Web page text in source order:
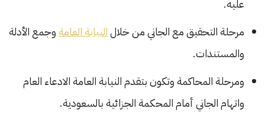
عليه.
مرحلة التحقيق مع الجاني من خلالالنيابة العامة وجمع الأدلة
والمستندات.
ومرحلة المحاكمة وتكون بتقدم النيابة العامة الادعاء العام
واتهام الجاني أمام المحكمة الجزائية بالسعودية.